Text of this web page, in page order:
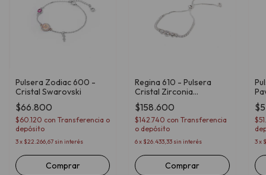
Pulsera Zodiac 600 -
Cristal Swarovski
$66.800
$60.120 con Transferencia o
depósito
3x $22.266,67 sin interés
Comprar
Regina 610 - Pulsera
Cristal Zirconia
Swarovski
$158.600
$142.740 con Transferencia
o depósito
6x $26.433,33 sin interés 3x